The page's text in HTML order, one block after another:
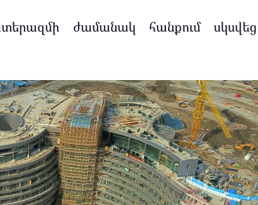
ժամանակ հանքում